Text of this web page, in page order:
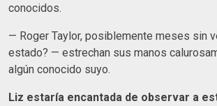
conocidos.
— Roger Taylor, posiblemente meses sin
estado? — estrechan sus manos
algún conocido suyo.
Liz estaría encantada de observar a